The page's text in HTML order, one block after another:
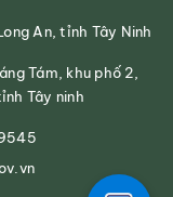
An, tỉnh Tây Ninh
Tám, khu phố 2,
Tây ninh